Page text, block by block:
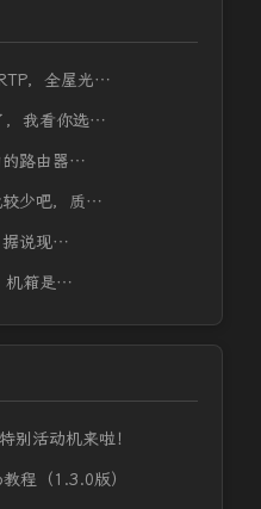
，全屋光…
，我看你选…
的路由器…
较少吧，质…
据说现…
机箱是…
别活动机来啦！
程（1.3.0版）